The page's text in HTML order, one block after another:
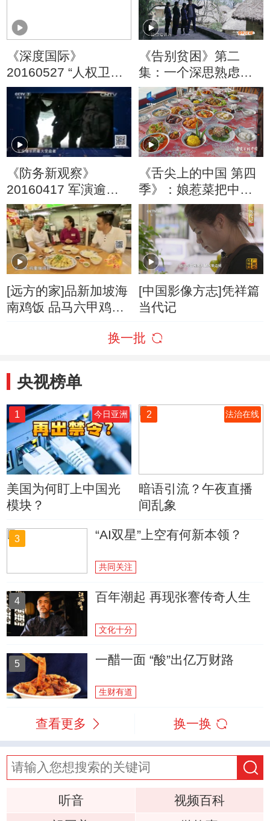
《深度国际》
20160527 “人权卫
士”的人权纪录
《告别贫困》第二
集：一个深思熟虑
的“旅游扶贫计划”却被
村民们当成骗局
《防务新观察》
20160417 军演逾千
场 武器大出口 美持续
搅动亚太
《舌尖上的中国 第四
季》：娘惹菜把中餐
基因融入东南亚
[远方的家]品新加坡海
南鸡饭 品马六甲鸡饭
[中国影像方志]凭祥篇
当代记
换一批
央视榜单
1 今日亚洲
美国为何盯上中国光
模块？
2 法治在线
暗语引流？午夜直播
间乱象
3 “AI双星”上空有何新本领？
共同关注
4 百年潮起 再现张謇传奇人生
文化十分
5 一醋一面 “酸”出亿万财路
生财有道
查看更多 换一换
听音
视频百科